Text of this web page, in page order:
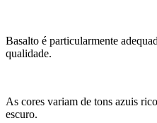
Basalto é particularmente
qualidade.
As cores variam de tons azuis
escuro.